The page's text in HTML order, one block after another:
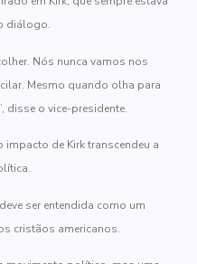
diálogo.
Nós nunca vamos nos
Mesmo quando olha para
disse o vice-presidente.
de Kirk transcendeu a
ser entendida como um
cristãos americanos.